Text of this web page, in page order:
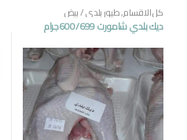
كل الاقسام,طيور بلدي / بيض
ديك بلدي شامورت 600/699جرام